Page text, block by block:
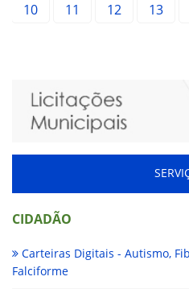
10
11 12 13
CIDADÃO
Carteiras Digitais - Autismo,
Falciforme